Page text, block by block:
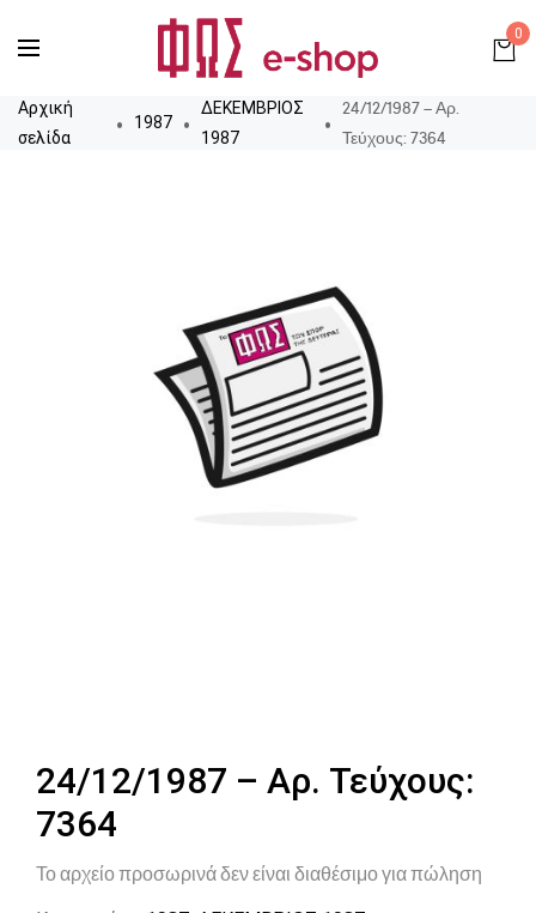
0
Αρχική
σελίδα
1987
ΔΕΚΕΜΒΡΙΟΣ
1987
24/12/1987 – Αρ.
Τεύχους: 7364
24/12/1987 – Αρ. Τεύχους:
7364
Το αρχείο προσωρινά δεν είναι διαθέσιμο για πώληση